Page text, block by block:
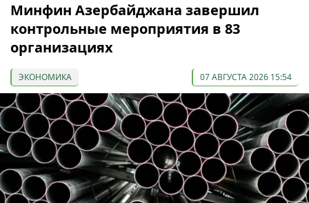
Минфин Азербайджана завершил
контрольные мероприятия в 83
организациях
ЭКОНОМИКА 07 АВГУСТА 2026 15:54